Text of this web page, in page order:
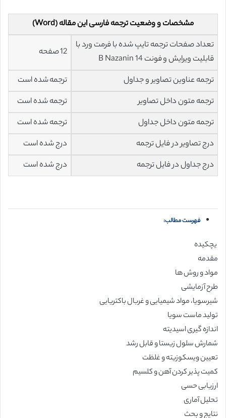
مشخصات و وضعیت ترجمه فارسی این مقاله (Word)
تعداد صفحات ترجمه تایپ شده با فرمت ورد با
قابلیت ویرایش و فونت 14 B Nazanin
12 صفحه
ترجمه عناوین تصاویر و جداول
ترجمه شده است
ترجمه متون داخل تصاویر
ترجمه شده است
ترجمه متون داخل جداول
ترجمه شده است
درج تصاویر در فایل ترجمه
درج شده است
درج جداول در فایل ترجمه
درج شده است
فهرست مطالب:
یچکیده
مقدمه
مواد و روش ها
طرح آزمایشی
شیرسویا، مواد شیمیایی و غربال باکتریایی
تولید ماست سویا
اندازه گیری اسیدیته
شمارش سلول زیستا و قابل رشد
تعیین ویسکوزیته و غلظت
کمیت پذیر کردن آهن و کلسیم
ارزیابی حسی
تحلیل آماری
نتایج و بحث